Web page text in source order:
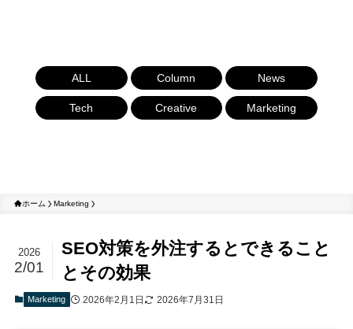
ALL Column News
Tech Creative Marketing
ホーム Marketing
SEO対策を外注するとできること
とその効果
2026
2/01
Marketing 2026年2月1日 2026年7月31日